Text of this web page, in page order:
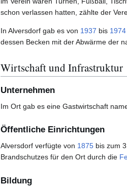
schon verlassen hatten, zählte der
In Alversdorf gab es von 1937 bis 1974
dessen Becken mit der Abwärme der
Wirtschaft und Infrastruktur
Unternehmen
Im Ort gab es eine Gastwirtschaft
Öffentliche Einrichtungen
Alversdorf verfügte von 1875 bis zum
Brandschutzes für den Ort durch die
Bildung